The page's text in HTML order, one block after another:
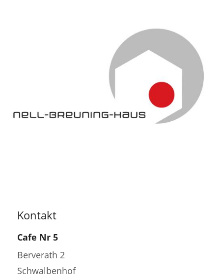
Kontakt
Cafe Nr 5
Berverath 2
Schwalbenhof